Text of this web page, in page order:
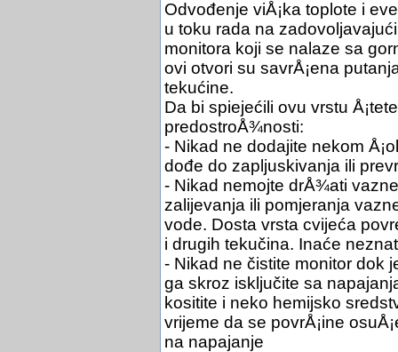
Odvođenje viÅ¡ka toplote i
u toku rada na
monitora koji se nalaze sa
ovi otvori su savrÅ¡ena
tekućine.
Da bi spiejećili ovu vrstu
predostroÅ¾nosti:
- Nikad ne dodajite nekom
dođe do zapljuskivanja ili
- Nikad nemojte drÅ¾ati
zalijevanja ili pomjeranja
vode. Dosta vrsta cvijeća
i drugih tekučina. Inaće
- Nikad ne čistite monitor dok
ga skroz isključite sa
kositite i neko hemijsko
vrijeme da se povrÅ¡ine
na napajanje